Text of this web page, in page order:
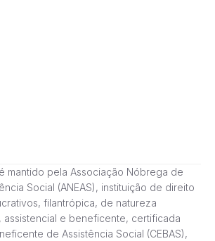
mantido pela Associação Nóbrega de
Social (ANEAS), instituição de direito
filantrópica, de natureza
assistencial e beneficente, certificada
de Assistência Social (CEBAS),